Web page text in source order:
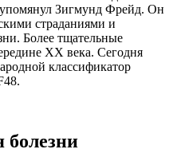
Зигмунд Фрейд. Он
страданиями и
Более тщательные
XX века. Сегодня
классификатор
болезни